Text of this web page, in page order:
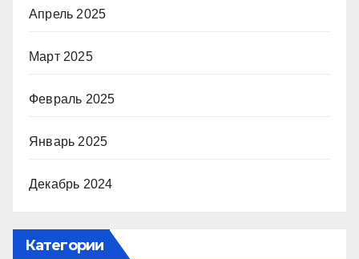
Апрель 2025
Март 2025
Февраль 2025
Январь 2025
Декабрь 2024
Категории